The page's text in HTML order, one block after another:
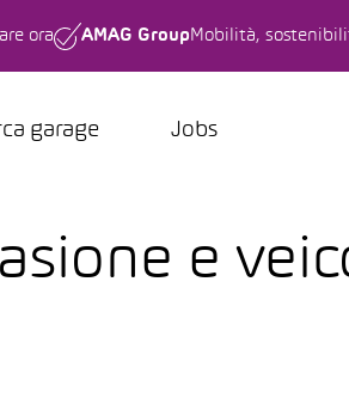
ora AMAG Group Mobilità,
garage Jobs
e